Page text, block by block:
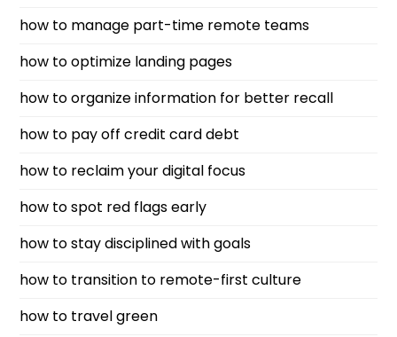
how to manage part-time remote teams
how to optimize landing pages
how to organize information for better recall
how to pay off credit card debt
how to reclaim your digital focus
how to spot red flags early
how to stay disciplined with goals
how to transition to remote-first culture
how to travel green